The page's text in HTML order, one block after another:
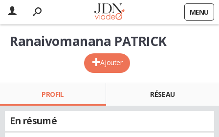
MENU
Ajouter
Ranaivomanana PATRICK
PROFIL RÉSEAU
En résumé